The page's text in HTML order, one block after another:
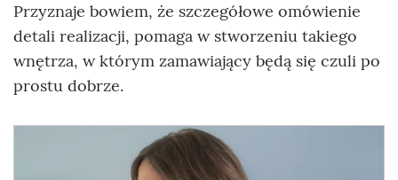
Przyznaje bowiem, że szczegółowe omówienie
detali realizacji, pomaga w stworzeniu takiego
wnętrza, w którym zamawiający będą się czuli po
prostu dobrze.